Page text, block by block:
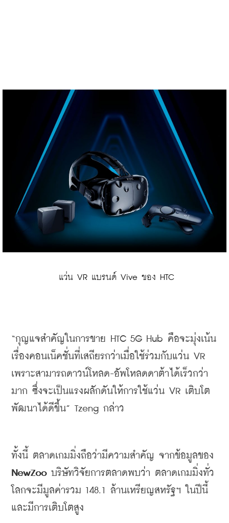
แว่น VR แบรนด์ Vive ของ HTC
“กุญแจสำคัญในการขาย HTC 5G Hub คือจะมุ่งเน้น
เรื่องคอนเน็คชั่นที่เสถียรกว่าเมื่อใช้ร่วมกับแว่น
เพราะสามารถดาวน์โหลด-อัพโหลดดาต้าได้เร็วกว่า
มาก ซึ่งจะเป็นแรงผลักดันให้การใช้แว่น VR เติบโต
พัฒนาได้ดีขึ้น” Tzeng กล่าว
ทั้งนี้ ตลาดเกมมิ่งถือว่ามีความสำคัญ จากข้อมูลของ
NewZoo บริษัทวิจัยการตลาดพบว่า ตลาดเกมมิ่งทั่ว
โลกจะมีมูลค่ารวม 148.1 ล้านเหรียญสหรัฐฯ
ในปีนี้
และมีการเติบโตสูง